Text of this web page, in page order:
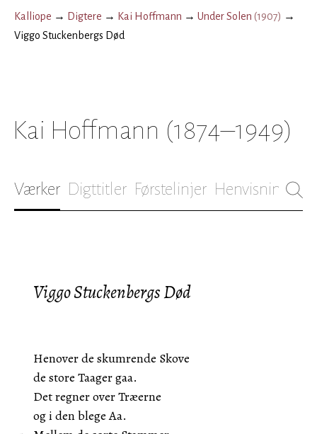
Kalliope → Digtere → Kai Hoffmann → Under Solen (1907) →
Viggo Stuckenbergs Død
Kai Hoffmann (1874–1949)
Værker Digttitler Førstelinjer Henvisninger
Viggo Stuckenbergs Død
Henover de skumrende Skove
de store Taager gaa.
Det regner over Træerne
og i den blege Aa.